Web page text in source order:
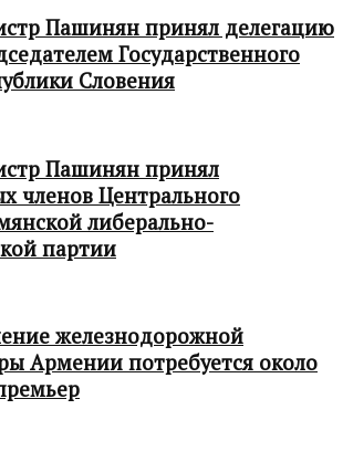
Пашинян принял делегацию
Государственного
Словения
Пашинян принял
членов Центрального
либерально-
партии
железнодорожной
Армении потребуется около